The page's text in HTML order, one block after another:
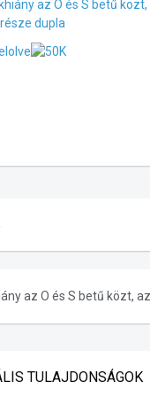
az O és S betű közt,
TULAJDONSÁGOK